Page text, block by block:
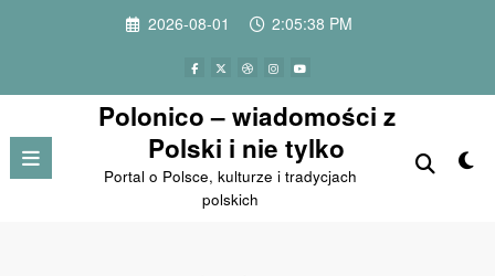
2026-08-01 2:05:38 PM
Polonico – wiadomości z
Polski i nie tylko
Portal o Polsce, kulturze i tradycjach
polskich